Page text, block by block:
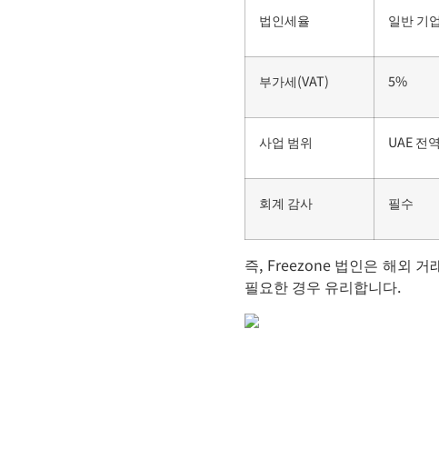
법인세율 일반 기
부가세(VAT) 5%
사업 범위 UAE 전역
회계 감사 필수
즉, Freezone 법인은 해외 거
필요한 경우 유리합니다.